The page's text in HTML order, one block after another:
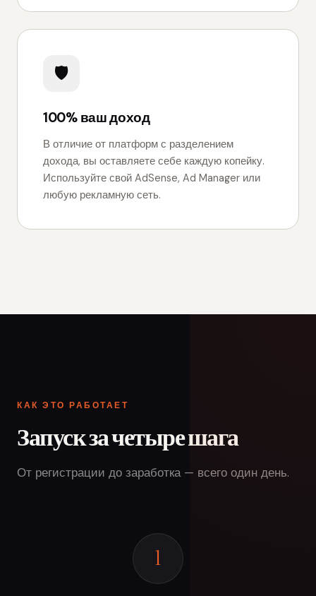
🛡
100% ваш доход
В отличие от платформ с разделением
дохода, вы оставляете себе каждую копейку.
Используйте свой AdSense, Ad Manager или
любую рекламную сеть.
КАК ЭТО РАБОТАЕТ
Запуск за четыре шага
От регистрации до заработка — всего один день.
1